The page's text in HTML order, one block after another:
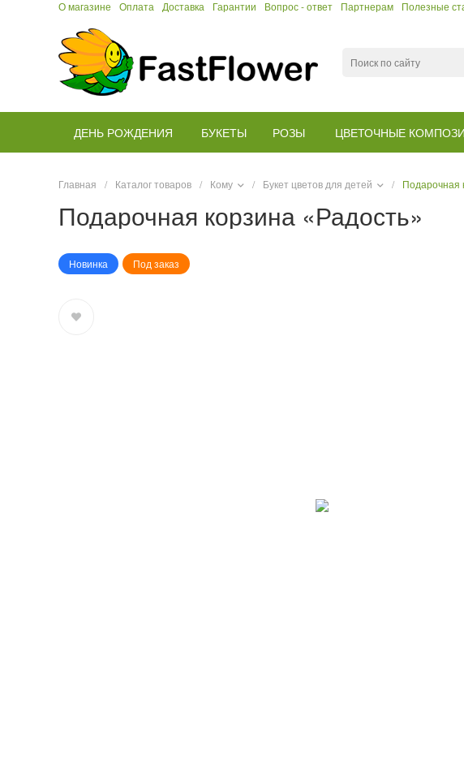
О магазине Оплата Доставка Гарантии Вопрос - ответ Партнерам Полезные
ДЕНЬ РОЖДЕНИЯ БУКЕТЫ РОЗЫ ЦВЕТОЧНЫЕ
Главная / Каталог товаров / Кому / Букет цветов для детей / Подарочная
Подарочная корзина «Радость»
Новинка Под заказ